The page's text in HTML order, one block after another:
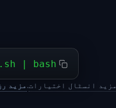
| bash
13 مزید.مزید انسٹال اختیارات